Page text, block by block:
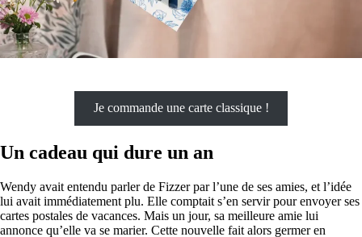
Je commande une carte classique !
Un cadeau qui dure un an
Wendy avait entendu parler de Fizzer par l’une de ses amies, et l’idée
lui avait immédiatement plu. Elle comptait s’en servir pour envoyer ses
cartes postales de vacances. Mais un jour, sa meilleure amie lui
annonce qu’elle va se marier. Cette nouvelle fait alors germer en